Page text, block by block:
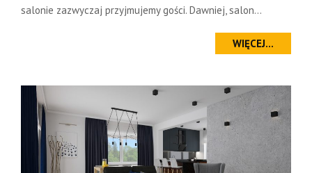
salonie zazwyczaj przyjmujemy gości. Dawniej, salon...
WIĘCEJ...